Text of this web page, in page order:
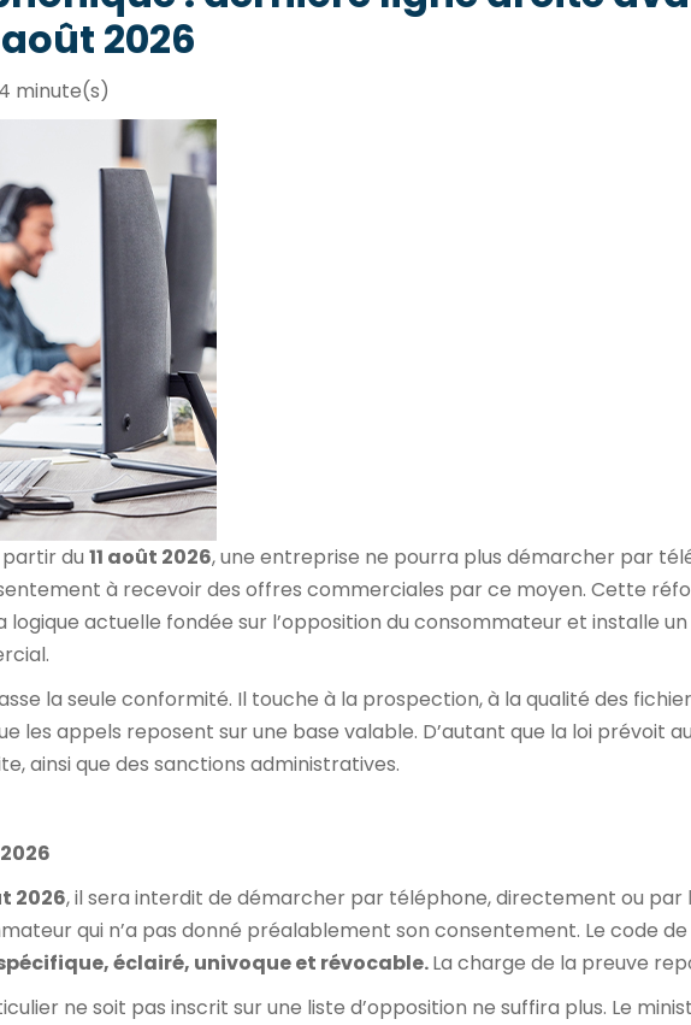
2026
minute(s)
du 11 août 2026, une entreprise ne pourra plus démarcher par
à recevoir des offres commerciales par ce moyen. Cette
logique actuelle fondée sur l’opposition du consommateur et installe
la seule conformité. Il touche à la prospection, à la qualité des
les appels reposent sur une base valable. D’autant que la loi prévoit
ainsi que des sanctions administratives.
2026, il sera interdit de démarcher par téléphone, directement ou par
qui n’a pas donné préalablement son consentement. Le code
éclairé, univoque et révocable.La charge de la preuve
ne soit pas inscrit sur une liste d’opposition ne suffira plus. Le